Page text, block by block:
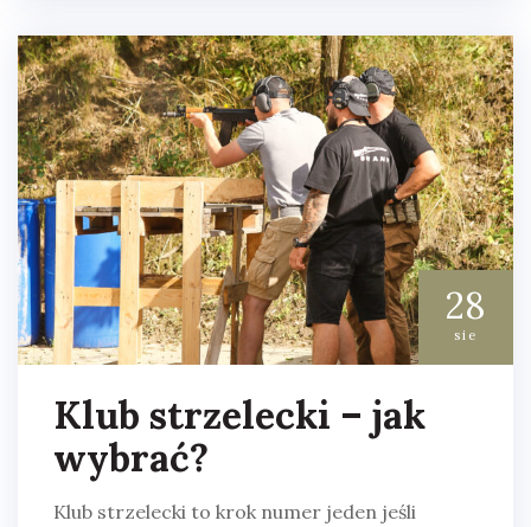
28
sie
Klub strzelecki – jak
wybrać?
Klub strzelecki to krok numer jeden jeśli